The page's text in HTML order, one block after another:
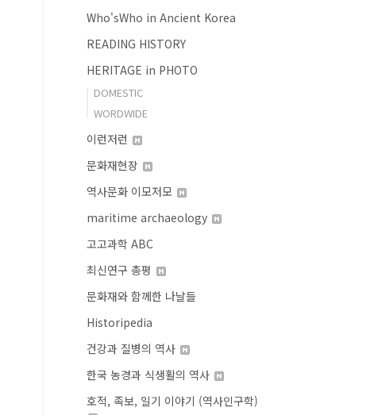
Who'sWho in Ancient Korea
READING HISTORY
HERITAGE in PHOTO
DOMESTIC
WORDWIDE
이런저런
문화재현장
역사문화 이모저모
maritime archaeology
고고과학 ABC
최신연구 총평
문화재와 함께한 나날들
Historipedia
건강과 질병의 역사
한국 농경과 식생활의 역사
호적, 족보, 일기 이야기 (역사인구학)